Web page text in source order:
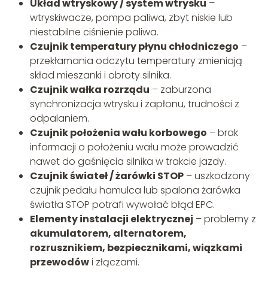
Układ wtryskowy / system wtrysku –
wtryskiwacze, pompa paliwa, zbyt niskie lub
niestabilne ciśnienie paliwa.
Czujnik temperatury płynu chłodniczego –
przekłamania odczytu temperatury zmieniają
skład mieszanki i obroty silnika.
Czujnik wałka rozrządu – zaburzona
synchronizacja wtrysku i zapłonu, trudności z
odpalaniem.
Czujnik położenia wału korbowego – brak
informacji o położeniu wału może prowadzić
nawet do gaśnięcia silnika w trakcie jazdy.
Czujnik świateł / żarówki STOP– uszkodzony
czujnik pedału hamulca lub spalona żarówka
światła STOP potrafi wywołać błąd EPC.
Elementy instalacji elektrycznej – problemy z
akumulatorem, alternatorem,
rozrusznikiem, bezpiecznikami, wiązkami
przewodówi złączami.